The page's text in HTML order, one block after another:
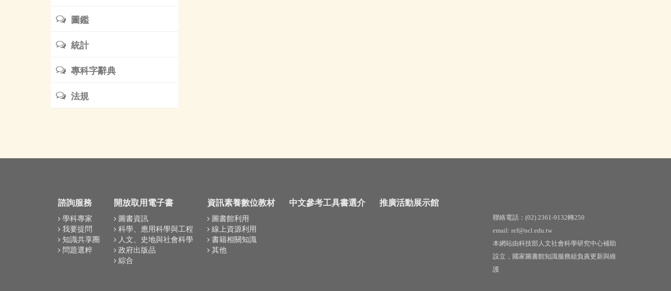
圖鑑
統計
專科字辭典
法規
諮詢服務
學科專家
我要提問
知識共享圈
問題選粹
開放取用電子書
圖書資訊
科學、應用科學與工程
人文、史地與社會科學
政府出版品
綜合
資訊素養數位教材
圖書館利用
線上資源利用
書籍相關知識
其他
中文參考工具書選介 推廣活動展示館
聯絡電話：(02) 2361-9132轉250
email: ref@ncl.edu.tw
本網站由科技部人文社會科學研究中心補助
設立，國家圖書館知識服務組負責更新與維
護